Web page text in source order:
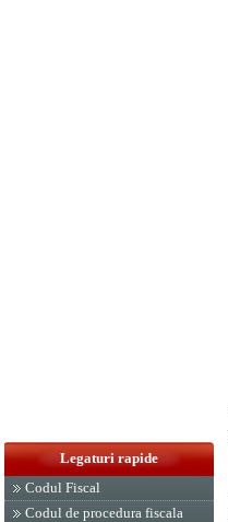
Legaturi rapide
Codul Fiscal
Codul de procedura fiscala